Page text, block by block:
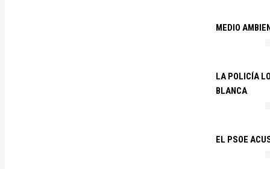
MEDIO
LA POLICÍA
BLANCA
EL PSOE